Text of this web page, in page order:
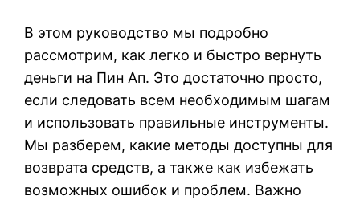
В этом руководство мы подробно
рассмотрим, как легко и быстро вернуть
деньги на Пин Ап. Это достаточно просто,
если следовать всем необходимым шагам
и использовать правильные инструменты.
Мы разберем, какие методы доступны для
возврата средств, а также как избежать
возможных ошибок и проблем. Важно